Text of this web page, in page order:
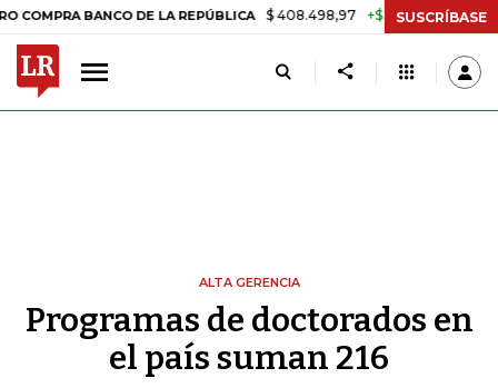
BANCO DE LA REPÚBLICA $ 408.498,97 +$ 8.753,81 +2,19%
SUSCRÍBASE
ALTA GERENCIA
Programas de doctorados en
el país suman 216